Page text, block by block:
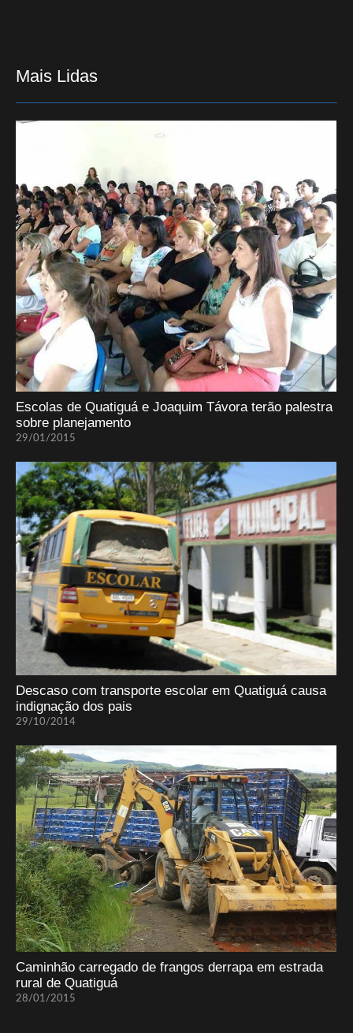
Mais Lidas
Escolas de Quatiguá e Joaquim Távora terão palestra
sobre planejamento
29/01/2015
Descaso com transporte escolar em Quatiguá causa
indignação dos pais
29/10/2014
Caminhão carregado de frangos derrapa em estrada
rural de Quatiguá
28/01/2015